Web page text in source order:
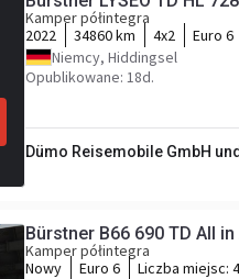
Kamper półintegra
2022
34860 km 4x2 Euro 6
Niemcy, Hiddingsel
Opublikowane: 18d.
Dümo Reisemobile GmbH
Bürstner B66 690 TD All
Kamper półintegra
Nowy
Euro 6 Liczba miejsc: 4